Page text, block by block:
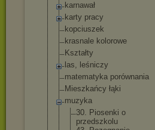
karnawał
karty pracy
kopciuszek
krasnale kolorowe
Kształty
las, leśniczy
matematyka porównania
Mieszkańcy łąki
muzyka
30. Piosenki o
przedszkolu